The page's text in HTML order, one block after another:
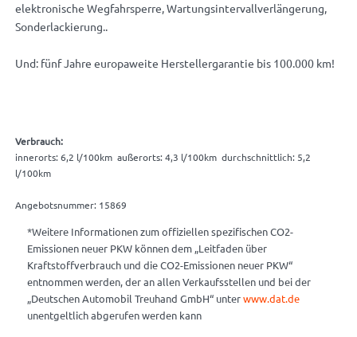
elektronische Wegfahrsperre, Wartungsintervallverlängerung,
Sonderlackierung..
Und: fünf Jahre europaweite Herstellergarantie bis 100.000 km!
Verbrauch:
innerorts: 6,2 l/100km außerorts: 4,3 l/100km durchschnittlich: 5,2
l/100km
Angebotsnummer: 15869
*Weitere Informationen zum offiziellen spezifischen CO2-
Emissionen neuer PKW können dem „Leitfaden über
Kraftstoffverbrauch und die CO2-Emissionen neuer PKW“
entnommen werden, der an allen Verkaufsstellen und bei der
„Deutschen Automobil Treuhand GmbH“ unterwww.dat.de
unentgeltlich abgerufen werden kann